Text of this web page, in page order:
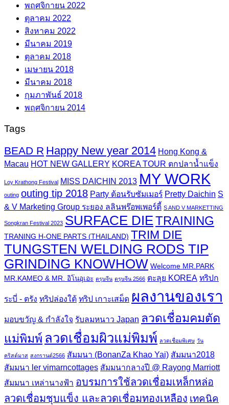
พฤศจิกายน 2022
ตุลาคม 2022
สิงหาคม 2022
มีนาคม 2019
ตุลาคม 2018
เมษายน 2018
มีนาคม 2018
กุมภาพันธ์ 2018
พฤศจิกายน 2014
Tags
BEAD R Happy New year 2014 Hong Kong &
Macau HOT NEW GALLERY KOREA TOUR ตกปลาน้ำแข็ง
Loy Krathong Festival MISS DAICHIN 2013 MY WORK
outing outing tip 2018 Party ต้อนรับซัมเมอร์ Pretty Daichin S
& V Marketing Group ระยอง ลลินพร๊อพเพอร์ตี้ S AND V MARKETTING
Songkran Festival 2023 SURFACE DIETRAINING
TRANING H-ONE PARTS (THAILAND) TRIM DIE
TUNGSTEN WELDING RODS TIP
GRINDING KNOWHOW Welcome MR.PARK
MR.KAMEO & MR. อิโนอุเอะ ตรุษจีน ตรุษจีน 2566 ตะลุย KOREA ทริปก
ระบี่ - ตรัง ทริปล่องใต้ ทริป เกาะเสม็ด ผลงานของเรา
มอบขวัญ & กำลังใจ รับลมหนาว Japan ลวดเชื่อมคมตัด
แม่พิมพ์ ลวดเชื่อมผิวแม่พิมพ์ ลวดเชื่อมพิเศษ วัน
คริสต์มาส สงกรานต์2566 สัมมนา (BonanZa Khao Yai) สัมมนา2018
สัมมนา ler vimarncottages สัมมนากลางปี @ Rayong Marriott
สัมมนา เหล่านางฟ้า อบรมการใช้ลวดเชื่อมเหล็กหล่อ
ลวดเชื่อมชุบแข็ง และลวดเชื่อมทองเหลือง เทคนิค